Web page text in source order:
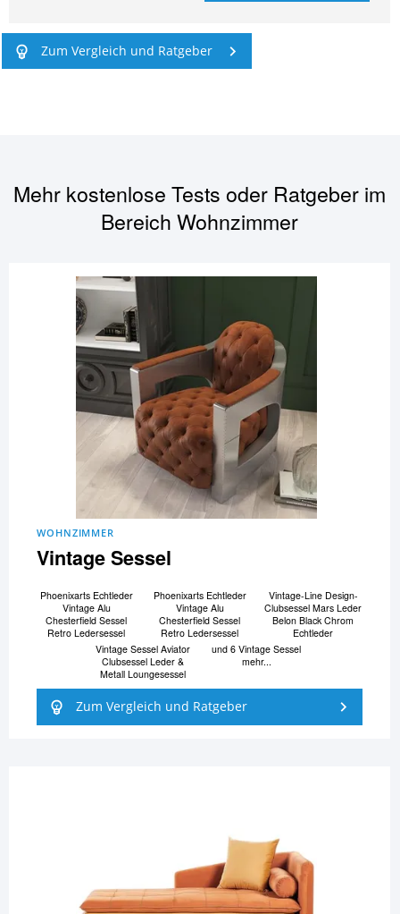
Zum Vergleich und Ratgeber
Mehr kostenlose Tests oder Ratgeber im
BereichWohnzimmer
WOHNZIMMER
Vintage Sessel
Phoenixarts Echtleder
Vintage Alu
Chesterfield Sessel
Retro Ledersessel
Phoenixarts Echtleder
Vintage Alu
Chesterfield Sessel
Retro Ledersessel
Vintage-Line Design-
Clubsessel Mars Leder
Belon Black Chrom
Echtleder
Vintage Sessel Aviator
Clubsessel Leder &
Metall Loungesessel
und 6 Vintage Sessel
mehr...
Zum Vergleich und Ratgeber